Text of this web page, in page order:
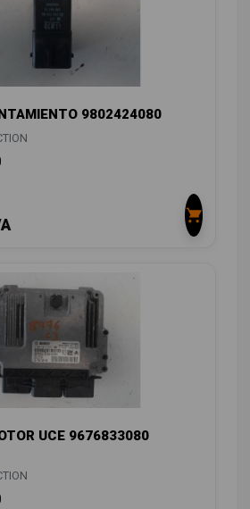
9802424080
UCE 9676833080